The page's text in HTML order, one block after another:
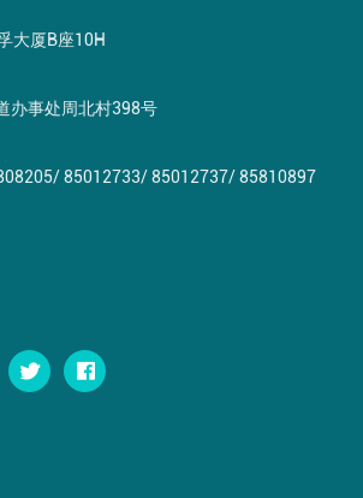
大厦B座10H
办事处周北村398号
/85012733/85012737/85810897